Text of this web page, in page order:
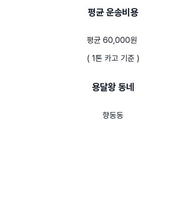
평균 운송비용
평균 60,000원
( 1톤 카고 기준 )
용달왕 동네
향동동